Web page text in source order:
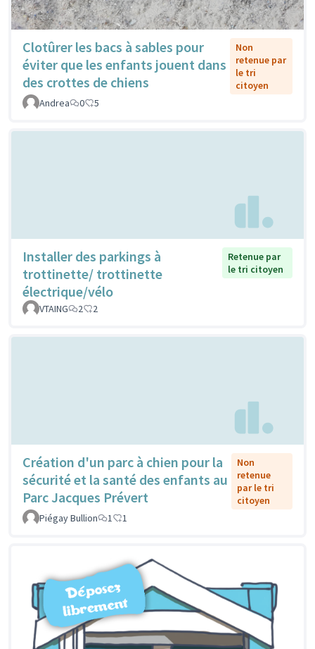
Clotûrer les bacs à sables pour
éviter que les enfants jouent dans
des crottes de chiens
Non
retenue par
le tri
citoyen
Andrea
0 5
Installer des parkings à
trottinette/ trottinette
électrique/vélo
Retenue par
le tri citoyen
VTAING 2 2
Création d'un parc à chien pour la
sécurité et la santé des enfants au
Parc Jacques Prévert
Non
retenue
par le tri
citoyen
Piégay Bullion
1 1